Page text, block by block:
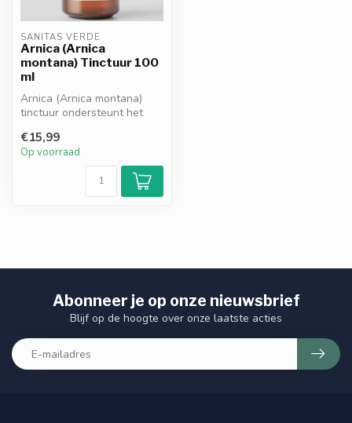
SANITAS VERDE
Arnica (Arnica
montana) Tinctuur 100
ml
Arnica (Arnica montana)
tinctuur ondersteunt het
gewricht...
€15,99
Op voorraad
Abonneer je op onze nieuwsbrief
Blijf op de hoogte over onze laatste acties